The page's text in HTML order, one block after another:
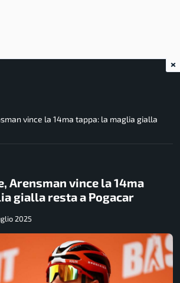
vince la 14ma tappa: la maglia gialla
Arensman vince la 14ma
gialla resta a Pogacar
2025
×